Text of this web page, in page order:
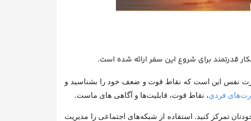
نفس این است که نقاط قوت و ضعف خود را بشناسید و
فردی، نقاط قوت، قابلیت‌ها و آگاهی های ماست.
تمرکز کنید. استفاده از شبکه‌های اجتماعی را مدیریت